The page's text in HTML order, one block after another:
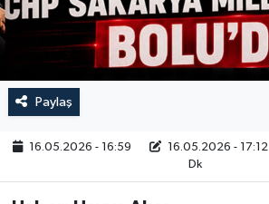
Paylaş
16.05.2026 - 16:59 16.05.2026 - 17:12
Dk